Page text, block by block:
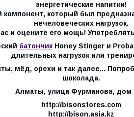
энергетические напитки!
который был
нечеловеческих нагрузок.
и оцените его мощь!
батончикHoney Stinger и
длительных нагрузок или
мёд, орехи и так далее...
шоколада.
Алматы, улица Фурманова, дом
http://bisonstores.com
http://bison.asia.kz